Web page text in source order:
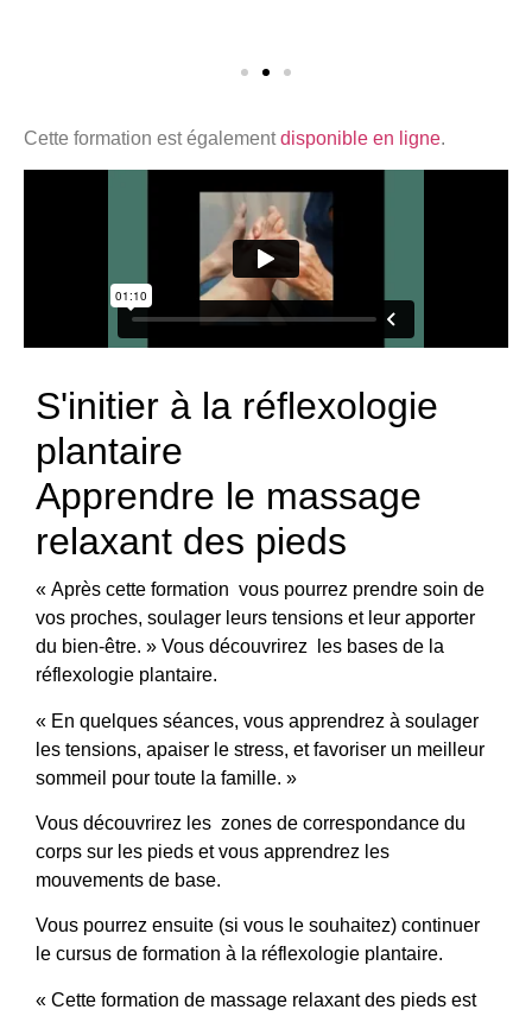
Cette formation est égalementdisponible en ligne.
S'initier à la réflexologie
plantaire
Apprendre le massage
relaxant des pieds
« Après cette formation vous pourrez prendre soin de
vos proches, soulager leurs tensions et leur apporter
du bien-être. » Vous découvrirez les bases de la
réflexologie plantaire.
« En quelques séances, vous apprendrez à soulager
les tensions, apaiser le stress, et favoriser un meilleur
sommeil pour toute la famille. »
Vous découvrirez les zones de correspondance du
corps sur les pieds et vous apprendrez les
mouvements de base.
Vous pourrez ensuite (si vous le souhaitez) continuer
le cursus de formation à la réflexologie plantaire.
« Cette formation de massage relaxant des pieds est